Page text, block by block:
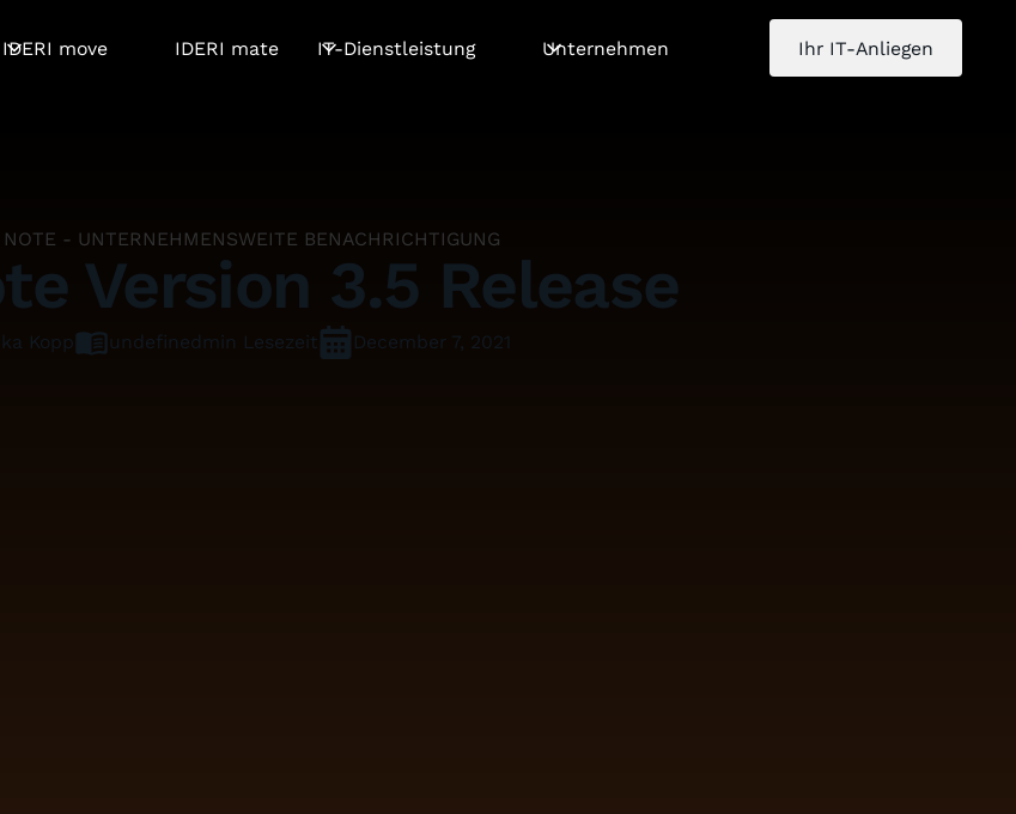
IDERI move IDERI mate IT-Dienstleistung Unternehmen Ihr IT-Anliegen
NOTE - UNTERNEHMENSWEITE BENACHRICHTIGUNG
Version 3.5 Release
Kopp undefined min Lesezeit December 7, 2021